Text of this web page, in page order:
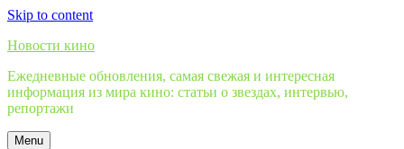
Skip to content
Новости кино
Ежедневные обновления, самая свежая и интересная
информация из мира кино: статьи о звездах, интервью,
репортажи
Menu